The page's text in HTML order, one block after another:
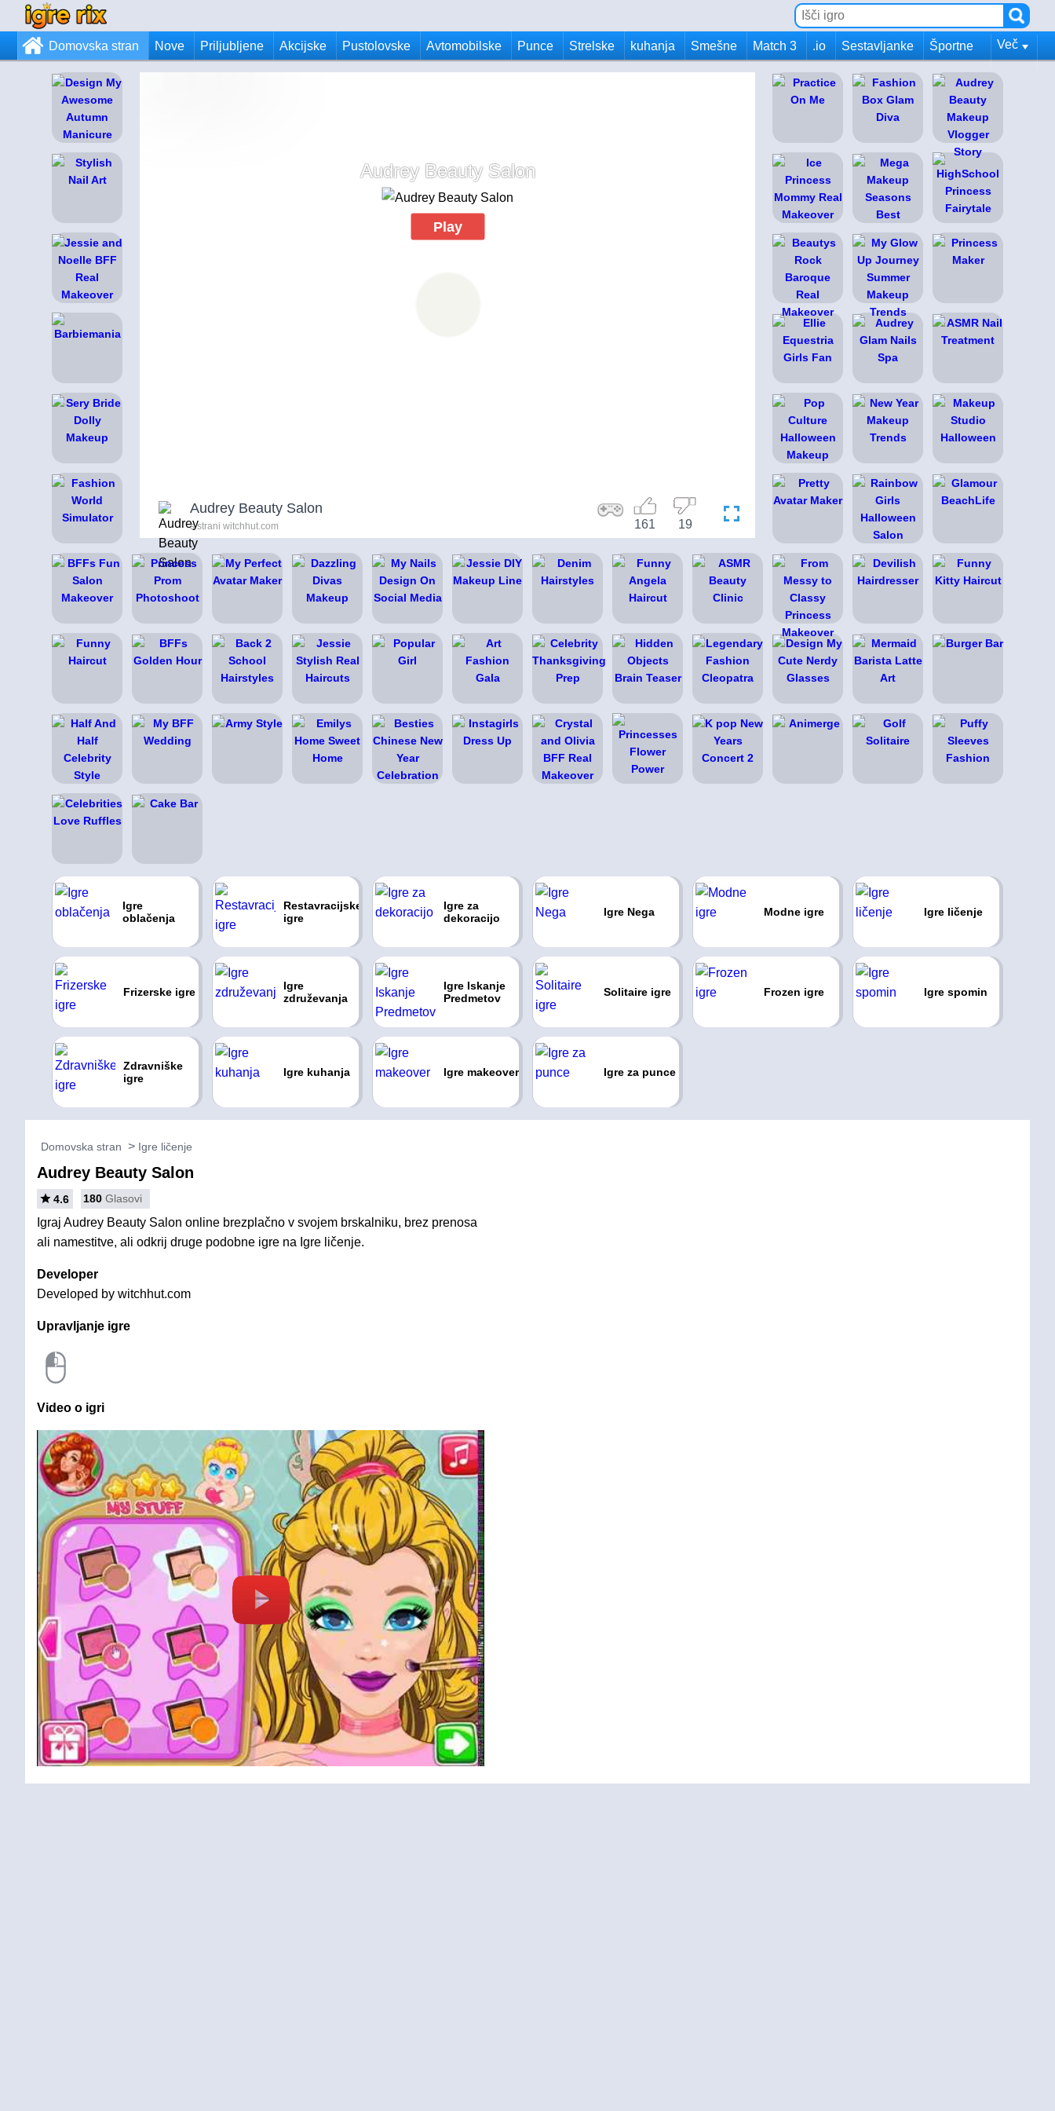
Domovska stran Nove Priljubljene Akcijske Pustolovske Avtomobilske Punce Strelske kuhanja Smešne Match 3 .io Sestavljanke Športne Več
Audrey Beauty Salon
Play
Audrey Beauty Salon
s strani witchhut.com 19
161
Igre
oblačenja
Restavracijske
igre
Igre za
dekoracijo
Igre Nega Modne igre Igre ličenje
Frizerske igre
Igre
združevanja
Igre Iskanje
Predmetov
Solitaire igre Frozen igre Igre spomin
Zdravniške
igre
Igre kuhanja Igre makeover Igre za punce
Domovska stran Igre ličenje
Audrey Beauty Salon
4.6 180 Glasovi
Igraj Audrey Beauty Salon online brezplačno v svojem brskalniku, brez prenosa
ali namestitve, ali odkrij druge podobne igre na Igre ličenje.
Developer
Developed by witchhut.com
Upravljanje igre
Video o igri